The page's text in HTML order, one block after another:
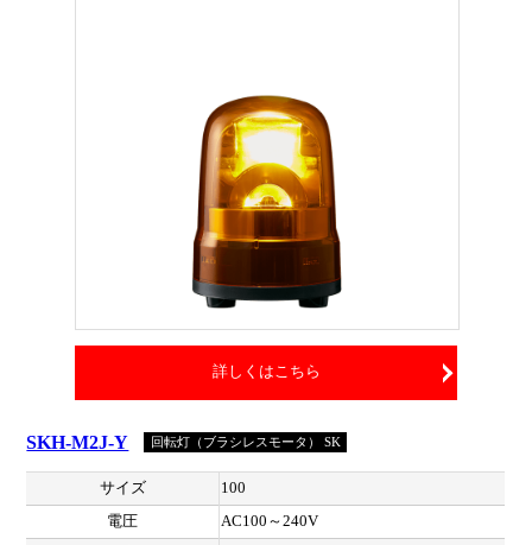
詳しくはこちら
SKH-M2J-Y 回転灯（ブラシレスモータ） SK
サイズ
100
電圧
AC100～240V